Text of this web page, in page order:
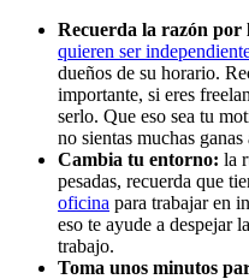
Recuerda la razón por
quieren ser
dueños de su horario.
importante, si eres
serlo. Que eso sea tu
no sientas muchas ganas
Cambia tu entorno: la
pesadas, recuerda que
oficina para trabajar en
eso te ayude a despejar
trabajo.
Toma unos minutos